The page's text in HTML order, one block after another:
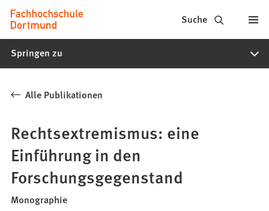
Inhalt anspringen
Fachhochschule
Dortmund
-
Studiengänge,
Bewerbung
Suche
Springen zu
Alle Publikationen
Rechtsextremismus: eine
Einführung in den
Forschungsgegenstand
Monographie